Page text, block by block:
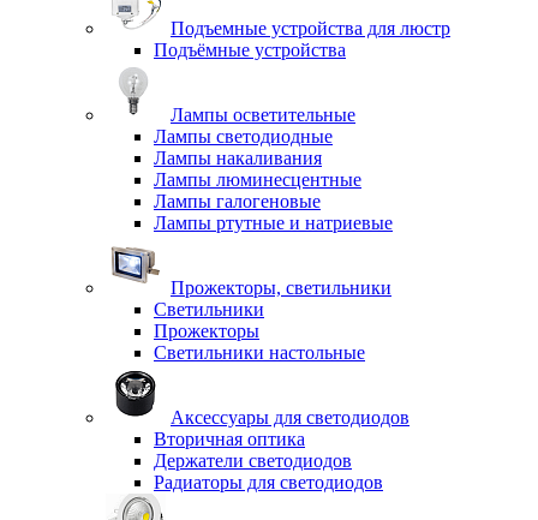
Подъемные устройства для люстр
Подъёмные устройства
Лампы осветительные
Лампы светодиодные
Лампы накаливания
Лампы люминесцентные
Лампы галогеновые
Лампы ртутные и натриевые
Прожекторы, светильники
Светильники
Прожекторы
Светильники настольные
Аксессуары для светодиодов
Вторичная оптика
Держатели светодиодов
Радиаторы для светодиодов